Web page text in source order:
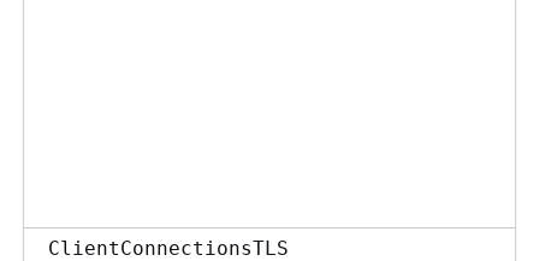
ClientConnectionsTLS